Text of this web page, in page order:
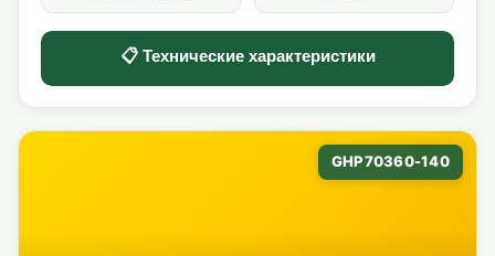
📋 Технические характеристики
GHP70360-140